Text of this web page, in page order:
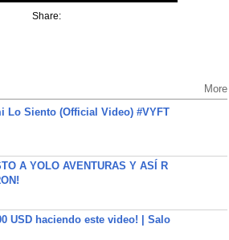
Share:
More
Lo Siento (Official Video) #VYFT
A YOLO AVENTURAS Y ASÍ R
USD haciendo este video! | Salo